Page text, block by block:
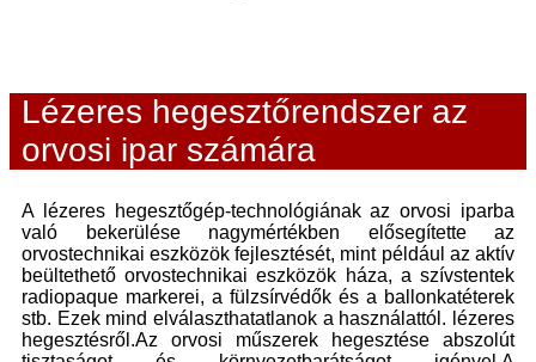
Lézeres hegesztőrendszer az
orvosi ipar számára
A lézeres hegesztőgép-technológiának az orvosi iparba
való bekerülése nagymértékben elősegítette az
orvostechnikai eszközök fejlesztését, mint például az aktív
beültethető orvostechnikai eszközök háza, a szívstentek
radiopaque markerei, a fülzsírvédők és a ballonkatéterek
stb. Ezek mind elválaszthatatlanok a használattól. lézeres
hegesztésről.Az orvosi műszerek hegesztése abszolút